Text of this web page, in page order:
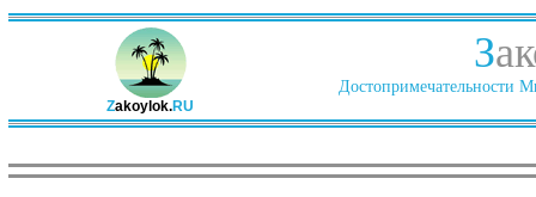
Zakoylok.RU
З
Достопримечательности